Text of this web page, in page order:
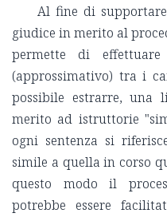
Al fine di
giudice in merito al
permette di effettuare
(approssimativo) tra i
possibile estrarre, una
merito ad istruttorie
ogni sentenza si
simile a quella in corso
questo modo il
potrebbe essere